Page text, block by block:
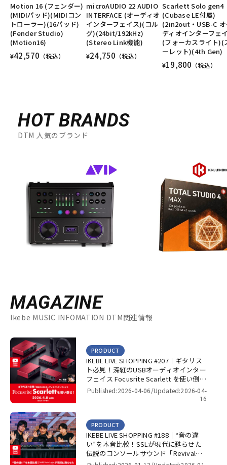
Motion 16 (フェンダー)
(MIDIパッド)(MIDIコン
トローラー)(16パッド)
(Fender Studio)
(Motion16)
¥42,570 （税込）
microAUDIO 22 AUDIO
INTERFACE (オーディオ
インターフェイス)(コル
グ)(24bit/192kHz)
(Stereo Link機能)
¥24,750 （税込）
Scarlett Solo gen4
(Cubase LE付属)
(2in2out・USB-C
ディオインターフェ
(フォーカスライト)(
ーレット)(4th Gen)
¥19,800 （税込）
HOT BRANDS
DTM 人気のブランド
MAGAZINE
Ikebe MUSIC INFOMATION DTM関連情報
IKEBE LIVE SHOPPING #207｜ギタリス
ト必見！深紅のUSBオーディオインター
フェイス Focusrite Scarlett を使い倒
せ！【presented by パワーレック】
PRODUCT
Published:2026-04-06/Updated:2026-04-
16
IKEBE LIVE SHOPPING #188｜“音の違
い”を本音比較！SSLが現代に甦らせた
伝説のコンソールサウンド「Revival
4000」＆「Super 9000」【presented
PRODUCT